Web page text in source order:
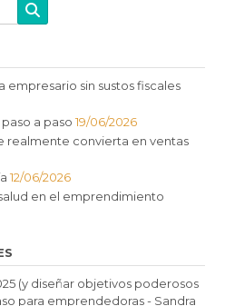
sin sustos fiscales
a paso 19/06/2026
realmente convierta en ventas
12/06/2026
en el emprendimiento
(y diseñar objetivos poderosos
para emprendedoras - Sandra